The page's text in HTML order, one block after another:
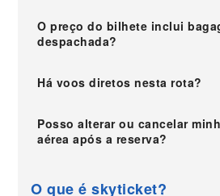
O preço do bilhete inclui
despachada?
Há voos diretos nesta rota?
Posso alterar ou cancelar
aérea após a reserva?
O que é skyticket?